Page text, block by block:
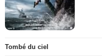
Tombé du ciel